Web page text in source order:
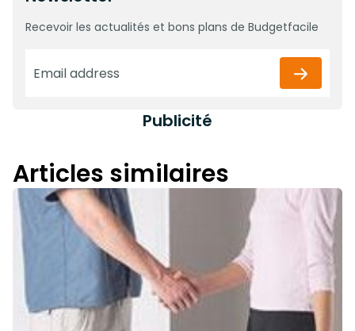
Recevoir les actualités et bons plans de Budgetfacile
Publicité
Articles similaires